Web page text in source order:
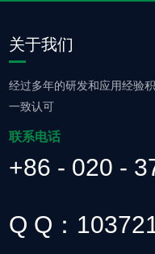
关于我们
经过多年的研发和应用经验
一致认可
联系电话
+86 - 020 -
Q Q：